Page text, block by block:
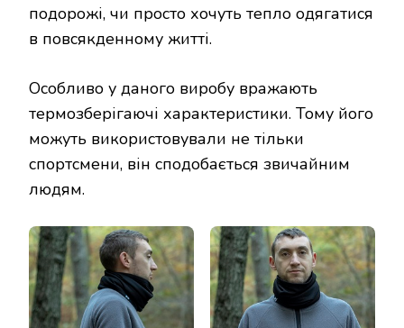
подорожі, чи просто хочуть тепло одягатися
в повсякденному житті.
Особливо у даного виробу вражають
термозберігаючі характеристики. Тому його
можуть використовували не тільки
спортсмени, він сподобається звичайним
людям.